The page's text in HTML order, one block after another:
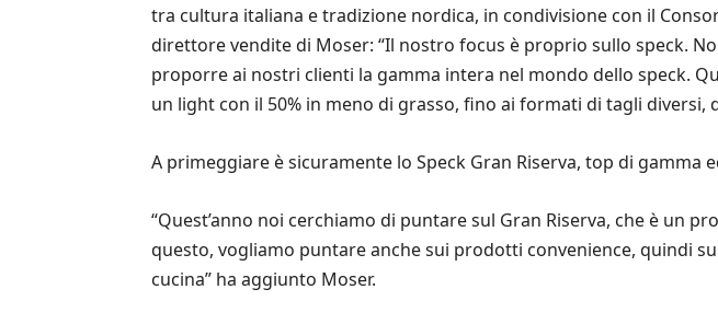
tra cultura italiana e tradizione nordica, in condivisione con il
direttore vendite di Moser: “Il nostro focus è proprio sullo speck.
proporre ai nostri clienti la gamma intera nel mondo dello speck.
un light con il 50% in meno di grasso, fino ai formati di tagli
A primeggiare è sicuramente lo Speck Gran Riserva, top di gamma
“Quest’anno noi cerchiamo di puntare sul Gran Riserva, che è un
questo, vogliamo puntare anche sui prodotti convenience, quindi
cucina” ha aggiunto Moser.